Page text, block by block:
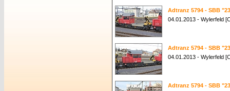
Adtranz 5794 - SBB
04.01.2013 - Wylerfeld
Adtranz 5794 - SBB
04.01.2013 - Wylerfeld
Adtranz 5794 - SBB